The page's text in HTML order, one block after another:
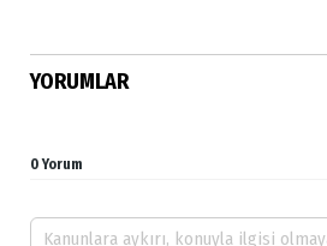
YORUMLAR
0 Yorum